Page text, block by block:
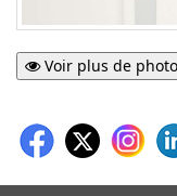
Voir plus de